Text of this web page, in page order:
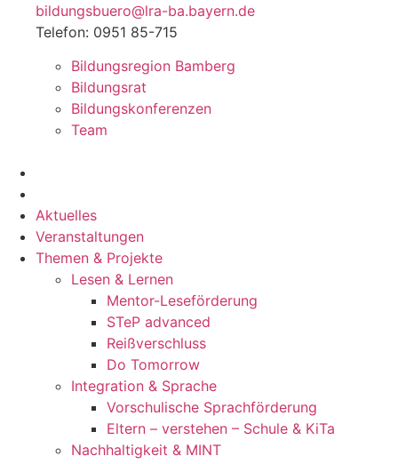
bildungsbuero@lra-ba.bayern.de
Telefon: 0951 85-715
Bildungsregion Bamberg
Bildungsrat
Bildungskonferenzen
Team
Aktuelles
Veranstaltungen
Themen & Projekte
Lesen & Lernen
Mentor-Leseförderung
STeP advanced
Reißverschluss
Do Tomorrow
Integration & Sprache
Vorschulische Sprachförderung
Eltern – verstehen – Schule & KiTa
Nachhaltigkeit & MINT